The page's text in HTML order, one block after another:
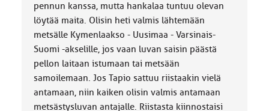
pennun kanssa, mutta hankalaa tuntuu olevan
löytää maita. Olisin heti valmis lähtemään
metsälle Kymenlaakso - Uusimaa - Varsinais-
Suomi -akselille, jos vaan luvan saisin päästä
pellon laitaan istumaan tai metsään
samoilemaan. Jos Tapio sattuu riistaakin vielä
antamaan, niin kaiken olisin valmis antamaan
metsästysluvan antajalle. Riistasta kiinnostaisi